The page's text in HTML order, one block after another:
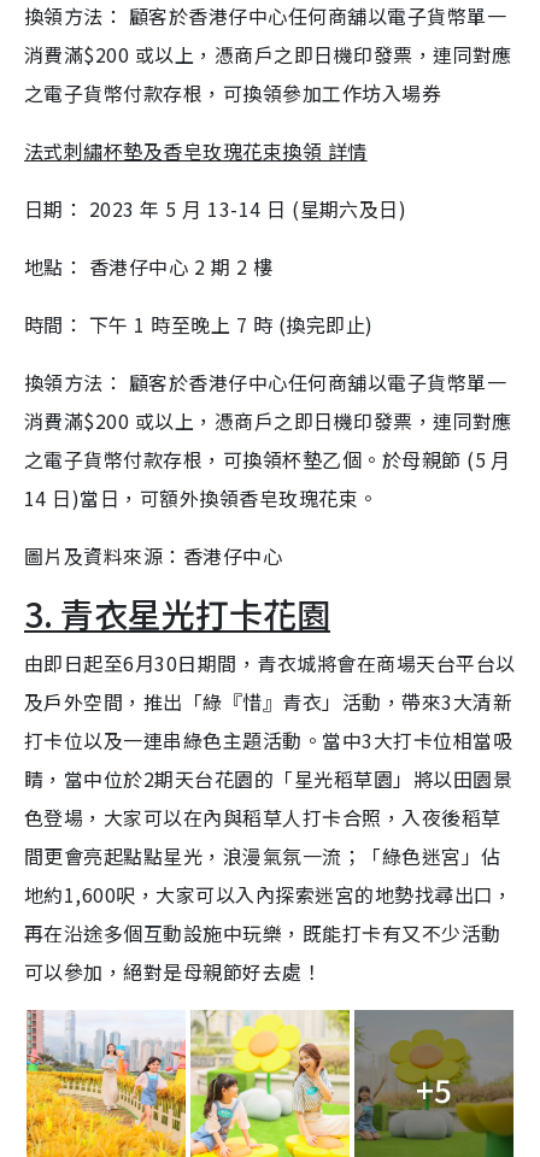
換領⽅法： 顧客於香港仔中⼼任何商舖以電⼦貨幣單⼀
消費滿$200 或以上，憑商⼾之即⽇機印發票，連同對應
之電⼦貨幣付款存根，可換領參加⼯作坊入場券
法式刺繡杯墊及香皂玫瑰花束換領 詳情
⽇期： 2023 年 5 ⽉ 13-14 ⽇ (星期六及⽇)
地點： 香港仔中⼼ 2 期 2 樓
時間： 下午 1 時⾄晚上 7 時 (換完即⽌)
換領⽅法： 顧客於香港仔中⼼任何商舖以電⼦貨幣單⼀
消費滿$200 或以上，憑商⼾之即⽇機印發票，連同對應
之電⼦貨幣付款存根，可換領杯墊⼄個。於⺟親節 (5 ⽉
14 ⽇)當⽇，可額外換領香皂玫瑰花束。
圖片及資料來源：香港仔中心
3. 青衣星光打卡花園
由即日起至6月30日期間，青衣城將會在商場天台平台以
及戶外空間，推出「綠『惜』青衣」活動，帶來3大清新
打卡位以及一連串綠色主題活動。當中3大打卡位相當吸
睛，當中位於2期天台花園的「星光稻草園」將以田園景
色登場，大家可以在內與稻草人打卡合照，入夜後稻草
間更會亮起點點星光，浪漫氣氛一流；「綠色迷宮」佔
地約1,600呎，大家可以入內探索迷宮的地勢找尋出口，
再在沿途多個互動設施中玩樂，既能打卡有又不少活動
可以參加，絕對是母親節好去處！
+5